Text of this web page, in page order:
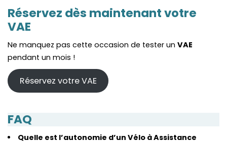
Réservez dès maintenant votre
VAE
Ne manquez pas cette occasion de tester un VAE
pendant un mois !
Réservez votre VAE
FAQ
Quelle est l’autonomie d’un Vélo à Assistance